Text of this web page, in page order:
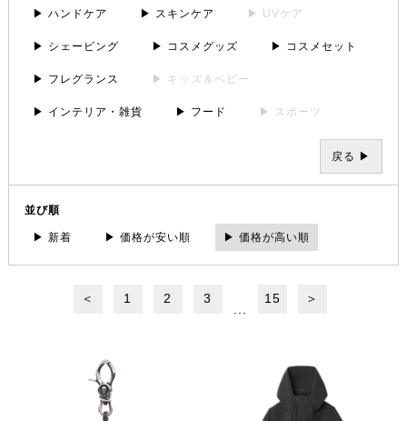
▶ ハンドケア ▶ スキンケア ▶ UVケア
▶ シェービング ▶ コスメグッズ ▶ コスメセット
▶ フレグランス ▶ キッズ＆ベビー
▶ インテリア・雑貨 ▶ フード ▶ スポーツ
戻る ▶
並び順
▶ 新着 ▶ 価格が安い順 ▶ 価格が高い順
＜ 1 2 3 15 ＞